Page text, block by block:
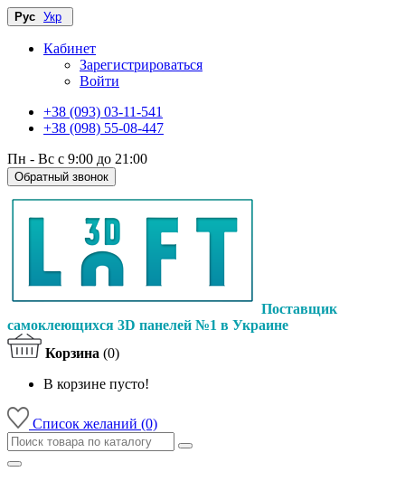
Рус Укр
Кабинет
Зарегистрироваться
Войти
+38 (093) 03-11-541
+38 (098) 55-08-447
Пн - Вс с 9:00 до 21:00
Обратный звонок
Поставщик
самоклеющихся 3D панелей №1 в Украине
Корзина (0)
В корзине пусто!
Список желаний (0)